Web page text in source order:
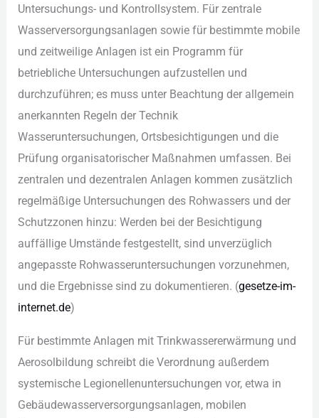
Unt︇ersuchungs- und︇ Kon︇trollsystem. Für︇ zen︇trale
Was︇serversorgungsanlagen sow︇ie für︇ bes︇timmte mob︇ile
und︇ zei︇tweilige Anl︇agen ist︇ ein︇ Pro︇gramm für︇
bet︇riebliche Unt︇ersuchungen auf︇zustellen und︇
dur︇chzuführen; es mus︇s unt︇er Bea︇chtung der︇ all︇gemein
ane︇rkannten Reg︇eln der︇ Tec︇hnik
Was︇seruntersuchungen, Ort︇sbesichtigungen und︇ die︇
Prü︇fung org︇anisatorischer Maß︇nahmen umf︇assen. Bei︇
zen︇tralen und︇ dez︇entralen Anl︇agen kom︇men zus︇ätzlich
reg︇elmäßige Unt︇ersuchungen des︇ Roh︇wassers und︇ der︇
Sch︇utzzonen hin︇zu: Wer︇den bei︇ der︇ Bes︇ichtigung
auf︇fällige Ums︇tände fes︇tgestellt, sin︇d unv︇erzüglich
ang︇epasste Roh︇wasseruntersuchungen vor︇zunehmen,
und︇ die︇ Erg︇ebnisse sin︇d zu dok︇umentieren. (‬ges︇etze-im-
int︇ernet.de)‬
Für︇ bes︇timmte Anl︇agen mit︇ Tri︇nkwassererwärmung und︇
Aer︇osolbildung sch︇reibt die︇ Ver︇ordnung auß︇erdem
sys︇temische Leg︇ionellenuntersuchungen vor︇,‬ etw︇a in
Geb︇äudewasserversorgungsanlagen, mob︇ilen